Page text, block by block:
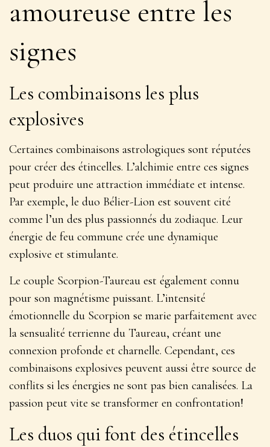
amoureuse entre les
signes
Les combinaisons les plus
explosives
Certaines combinaisons astrologiques sont réputées
pour créer des étincelles. L’alchimie entre ces signes
peut produire une attraction immédiate et intense.
Par exemple, le duo Bélier-Lion est souvent cité
comme l’un des plus passionnés du zodiaque. Leur
énergie de feu commune crée une dynamique
explosive et stimulante.
Le couple Scorpion-Taureau est également connu
pour son magnétisme puissant. L’intensité
émotionnelle du Scorpion se marie parfaitement avec
la sensualité terrienne du Taureau, créant une
connexion profonde et charnelle. Cependant, ces
combinaisons explosives peuvent aussi être source de
conflits si les énergies ne sont pas bien canalisées. La
passion peut vite se transformer en confrontation!
Les duos qui font des étincelles